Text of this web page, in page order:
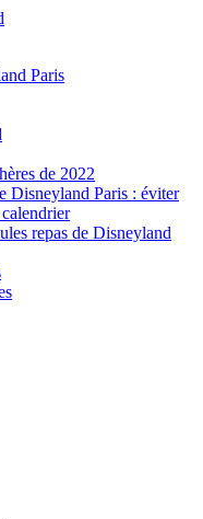
Paris
de 2022
Disneyland Paris : éviter
repas de Disneyland